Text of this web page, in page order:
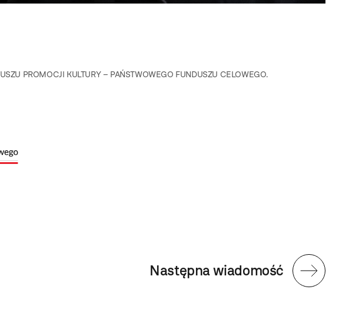
PROMOCJI KULTURY – PAŃSTWOWEGO FUNDUSZU CELOWEGO.
Następna wiadomość